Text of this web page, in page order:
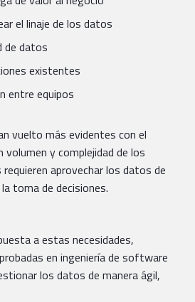
el linaje de los datos
de datos
existentes
entre equipos
vuelto más evidentes con el
volumen y complejidad de los
aprovechar los datos de
toma de decisiones.
a estas necesidades,
en ingeniería de software
los datos de manera ágil,